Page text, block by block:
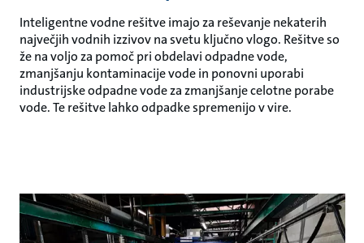
Inteligentne vodne rešitve imajo za reševanje nekaterih
največjih vodnih izzivov na svetu ključno vlogo. Rešitve so
že na voljo za pomoč pri obdelavi odpadne vode,
zmanjšanju kontaminacije vode in ponovni uporabi
industrijske odpadne vode za zmanjšanje celotne porabe
vode. Te rešitve lahko odpadke spremenijo v vire.